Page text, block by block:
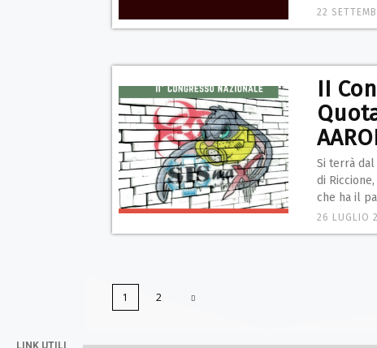
22
II
Si terrà dal
di
che ha il
26 LUGLIO
1 2